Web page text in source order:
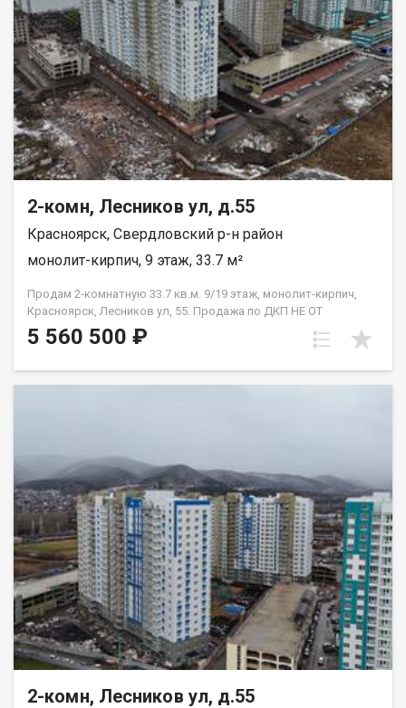
2-комн, Лесников ул, д.55
Красноярск, Свердловский р-н район
монолит-кирпич, 9 этаж, 33.7 м²
Продам 2-комнатную 33.7 кв.м. 9/19 этаж, монолит-кирпич,
Красноярск, Лесников ул, 55. Продажа по ДКП НЕ ОТ
ЗАСТРОЙЩИКА
5 560 500 ₽
2-комн, Лесников ул, д.55